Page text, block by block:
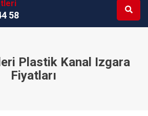
58
Plastik Kanal Izgara
Fiyatları